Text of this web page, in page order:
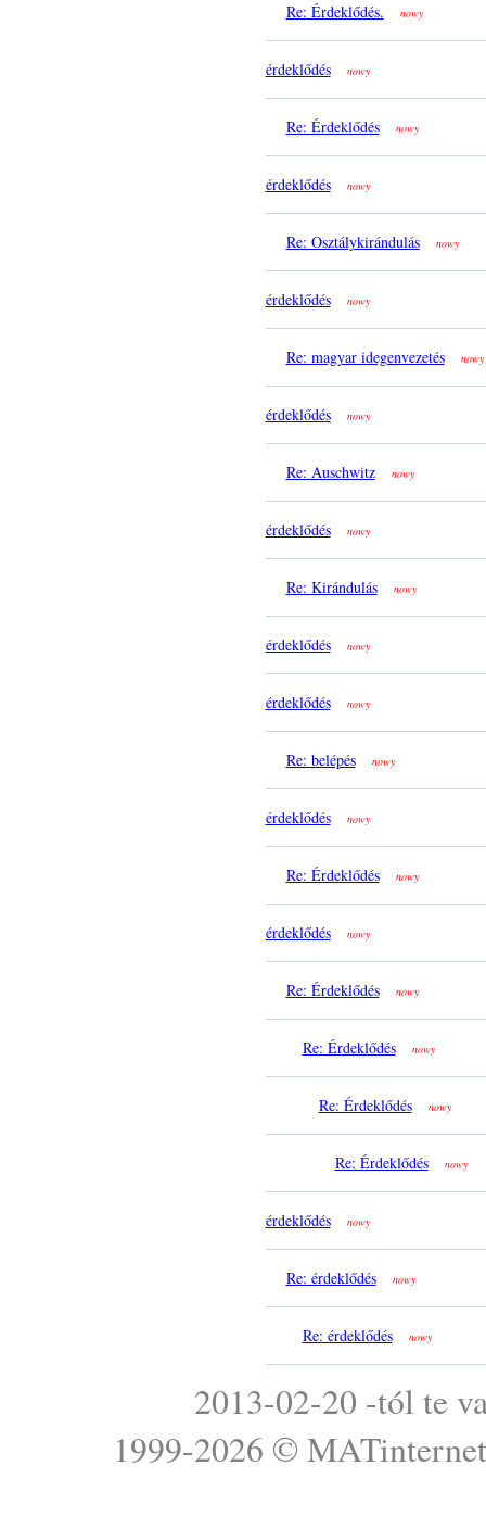
Re: Érdeklődés. nowy
érdeklődés nowy
Re: Érdeklődés nowy
érdeklődés nowy
Re: Osztálykirándulás nowy
érdeklődés nowy
Re: magyar idegenvezetés nowy
érdeklődés nowy
Re: Auschwitz nowy
érdeklődés nowy
Re: Kirándulás nowy
érdeklődés nowy
érdeklődés nowy
Re: belépés nowy
érdeklődés nowy
Re: Érdeklődés nowy
érdeklődés nowy
Re: Érdeklődés nowy
Re: Érdeklődés nowy
Re: Érdeklődés nowy
Re: Érdeklődés nowy
érdeklődés nowy
Re: érdeklődés nowy
Re: érdeklődés nowy
2013-02-20 -tól te
1999-2026 © MATinternet